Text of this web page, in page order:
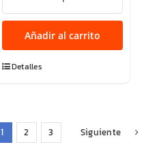
107W
XL
MOZZO
SPORT
cantidad
Añadir al carrito
Detalles
1 2 3 Siguiente